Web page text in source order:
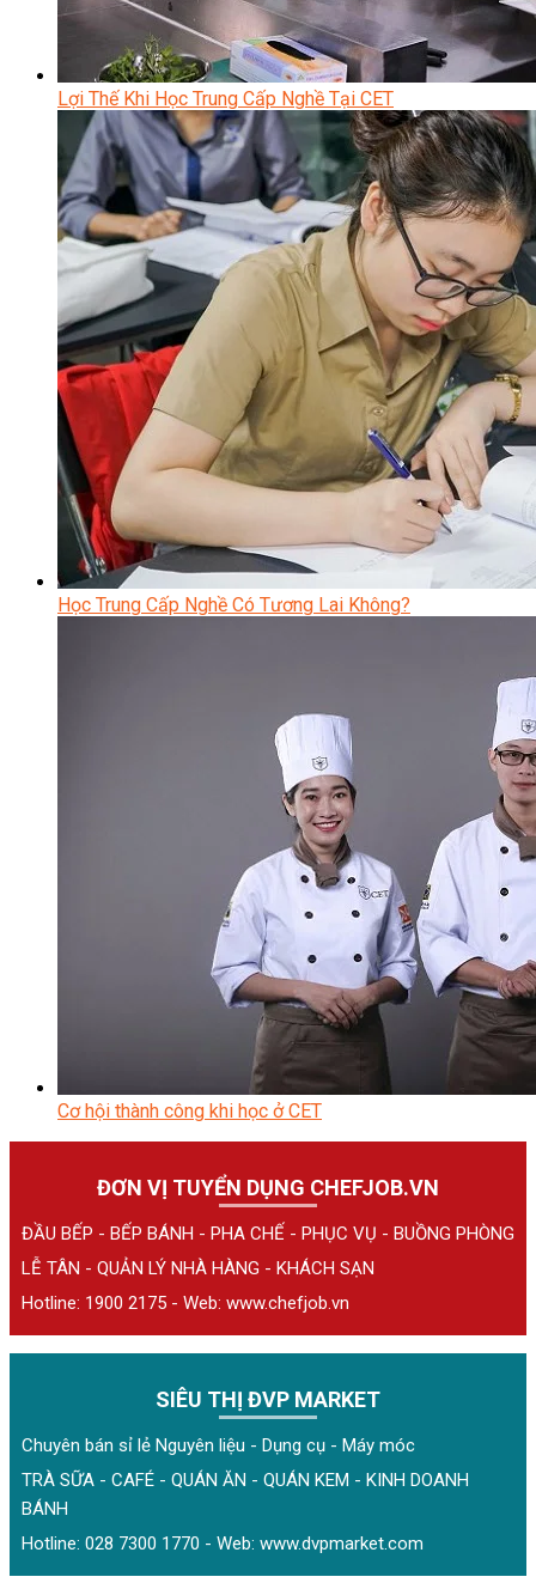
Lợi Thế Khi Học Trung Cấp Nghề Tại CET
Học Trung Cấp Nghề Có Tương Lai Không?
Cơ hội thành công khi học ở CET
ĐƠN VỊ TUYỂN DỤNG CHEFJOB.VN
ĐẦU BẾP - BẾP BÁNH - PHA CHẾ - PHỤC VỤ - BUỒNG PHÒNG
LỄ TÂN - QUẢN LÝ NHÀ HÀNG - KHÁCH SẠN
Hotline: 1900 2175 - Web: www.chefjob.vn
SIÊU THỊ ĐVP MARKET
Chuyên bán sỉ lẻ Nguyên liệu - Dụng cụ - Máy móc
TRÀ SỮA - CAFÉ - QUÁN ĂN - QUÁN KEM - KINH DOANH
BÁNH
Hotline: 028 7300 1770 - Web: www.dvpmarket.com